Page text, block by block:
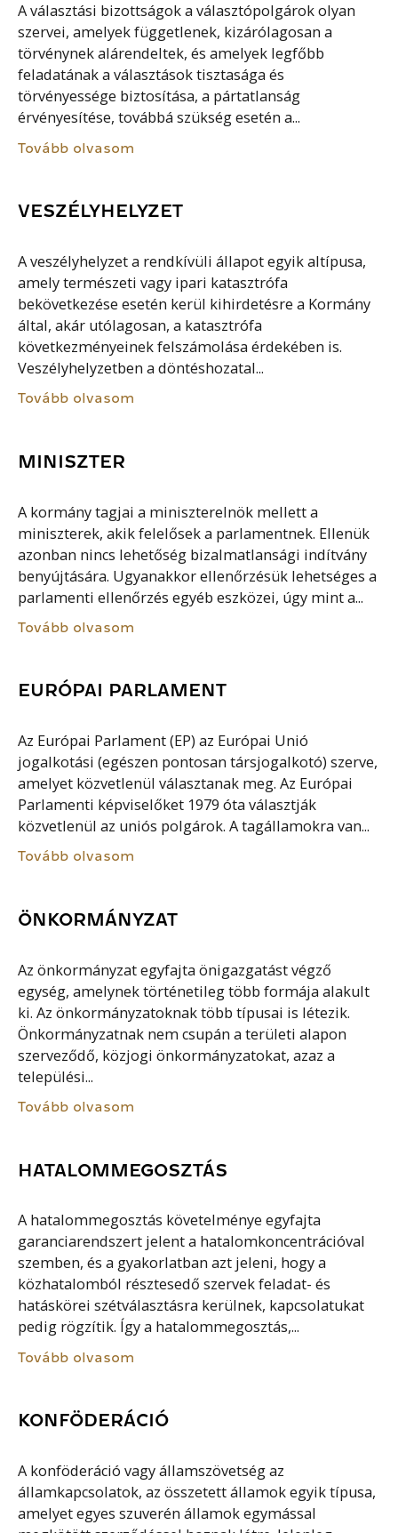
A választási bizottságok a választópolgárok olyan
szervei, amelyek függetlenek, kizárólagosan a
törvénynek alárendeltek, és amelyek legfőbb
feladatának a választások tisztasága és
törvényessége biztosítása, a pártatlanság
érvényesítése, továbbá szükség esetén a...
Tovább olvasom
VESZÉLYHELYZET
A veszélyhelyzet a rendkívüli állapot egyik altípusa,
amely természeti vagy ipari katasztrófa
bekövetkezése esetén kerül kihirdetésre a Kormány
által, akár utólagosan, a katasztrófa
következményeinek felszámolása érdekében is.
Veszélyhelyzetben a döntéshozatal...
Tovább olvasom
MINISZTER
A kormány tagjai a miniszterelnök mellett a
miniszterek, akik felelősek a parlamentnek. Ellenük
azonban nincs lehetőség bizalmatlansági indítvány
benyújtására. Ugyanakkor ellenőrzésük lehetséges a
parlamenti ellenőrzés egyéb eszközei, úgy mint a...
Tovább olvasom
EURÓPAI PARLAMENT
Az Európai Parlament (EP) az Európai Unió
jogalkotási (egészen pontosan társjogalkotó) szerve,
amelyet közvetlenül választanak meg. Az Európai
Parlamenti képviselőket 1979 óta választják
közvetlenül az uniós polgárok. A tagállamokra van...
Tovább olvasom
ÖNKORMÁNYZAT
Az önkormányzat egyfajta önigazgatást végző
egység, amelynek történetileg több formája alakult
ki. Az önkormányzatoknak több típusai is létezik.
Önkormányzatnak nem csupán a területi alapon
szerveződő, közjogi önkormányzatokat, azaz a
települési...
Tovább olvasom
HATALOMMEGOSZTÁS
A hatalommegosztás követelménye egyfajta
garanciarendszert jelent a hatalomkoncentrációval
szemben, és a gyakorlatban azt jeleni, hogy a
közhatalomból résztesedő szervek feladat- és
hatáskörei szétválasztásra kerülnek, kapcsolatukat
pedig rögzítik. Így a hatalommegosztás,...
Tovább olvasom
KONFÖDERÁCIÓ
A konföderáció vagy államszövetség az
államkapcsolatok, az összetett államok egyik típusa,
amelyet egyes szuverén államok egymással